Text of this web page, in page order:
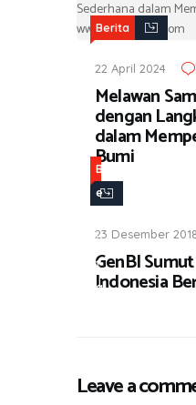
a
Berita
22 April 2024
Melawan
dengan
dalam
Bumi
B
e
i
t
a
23 Desember
GenBI
Indonesia
Leave a